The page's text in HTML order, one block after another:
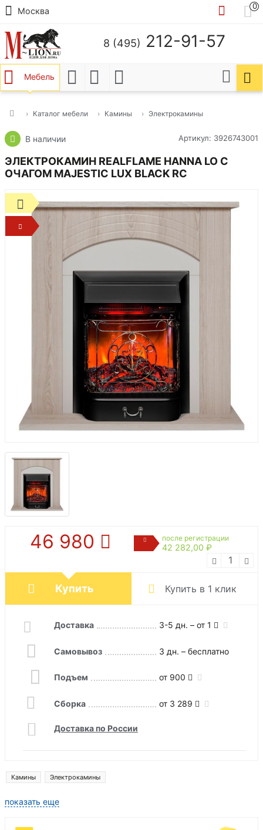
Москва
0
8 (495) 212-91-57
Мебель
Каталог мебели Камины Электрокамины
В наличии Артикул: 3926743001
ЭЛЕКТРОКАМИН REALFLAME HANNA LO С
ОЧАГОМ MAJESTIC LUX BLACK RC
46 980 после регистрации
42 282,00 ₽
Купить Купить в 1 клик
Доставка 3-5 дн. – от 1
Самовывоз 3 дн. – бесплатно
Подъем от 900
Сборка от 3 289
Доставка по России
Камины Электрокамины
показать еще